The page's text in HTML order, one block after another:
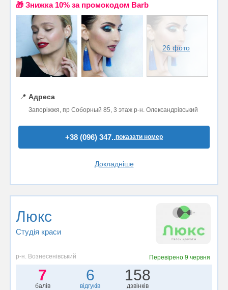
🎁 Знижка 10% за промокодом Barb
26 фото
📍 Адреса
Запоріжжя, пр Соборный 85, 3 этаж р-н. Олександрівський
+38 (096) 347..показати номер
Докладніше
Люкс
Студія краси
р-н. Вознесенівський Перевірено 9 червня
7
балів
6
відгуків
158
дзвінків